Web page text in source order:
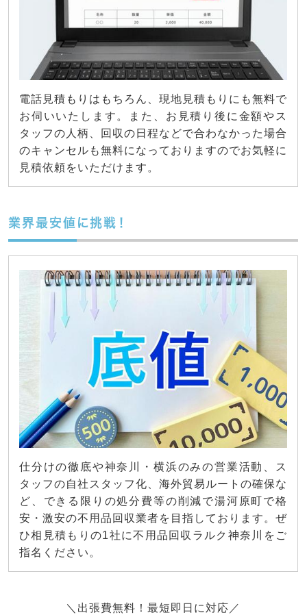
電話見積もりはもちろん、現地見積もりにも無料で
お伺いいたします。また、お見積り後に金額やス
タッフの人柄、回収の日程などで合わなかった場合
のキャンセルも無料になっておりますのでお気軽に
見積依頼をいただけます。
業界最安値に挑戦！
仕分けの徹底や神奈川・横浜のみの営業活動、ス
タッフの自社スタッフ化、海外貿易ルートの確保な
ど、できる限りの処分費等の削減で湯河原町で格
安・激安の不用品回収業者を目指しております。ぜ
ひ相見積もりの1社に不用品回収ラルク神奈川をご
指名ください。
＼出張費無料！最短即日に対応／